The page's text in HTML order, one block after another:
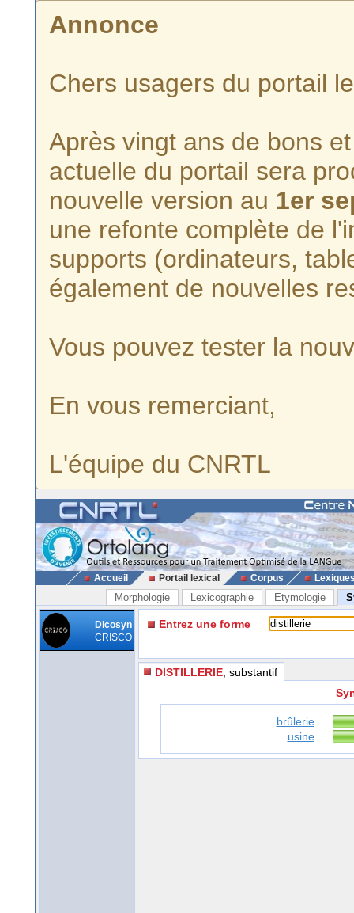
Annonce
Chers usagers du portail
Après vingt ans de bons
actuelle du portail sera
nouvelle version au 1er
une refonte complète de
supports (ordinateurs,
également de nouvelles
Vous pouvez tester la
En vous remerciant,
L'équipe du CNRTL
Accueil Portail lexical Corpus
Morphologie Lexicographie Etymologie
Dicosyn
CRISCO
Entrez une forme
DISTILLERIE , substantif
brûlerie
usine